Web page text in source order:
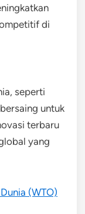
di
seperti
untuk
terbaru
yang
(WTO)